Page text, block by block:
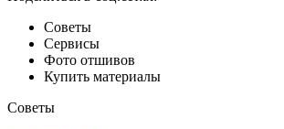
Советы
Сервисы
Фото отшивов
Купить материалы
Советы